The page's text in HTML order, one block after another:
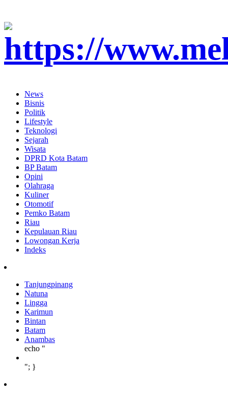
News
Bisnis
Politik
Lifestyle
Teknologi
Sejarah
Wisata
DPRD Kota Batam
BP Batam
Opini
Olahraga
Kuliner
Otomotif
Pemko Batam
Riau
Kepulauan Riau
Lowongan Kerja
Indeks
Tanjungpinang
Natuna
Lingga
Karimun
Bintan
Batam
Anambas
echo "
"; }